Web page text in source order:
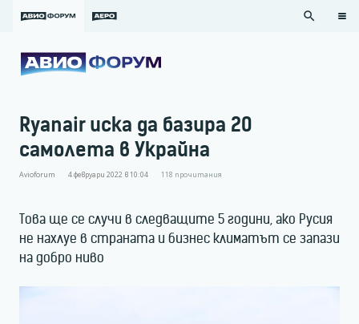
search
Ryanair иска да базира 20
самолета в Украйна
Avioforum 4 февруари 2022 в 10:04 118 прочитания
Това ще се случи в следващите 5 години, ако Русия
не нахлуе в страната и бизнес климатът се запази
на добро ниво